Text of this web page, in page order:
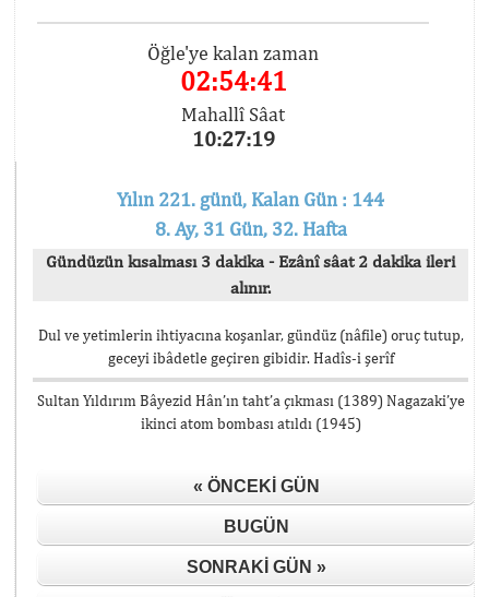
Öğle'ye kalan zaman
02:54:41
Mahallî Sâat
10:27:19
Yılın 221. günü, Kalan Gün : 144
8. Ay, 31 Gün, 32. Hafta
Gündüzün kısalması 3 dakika - Ezânî sâat 2 dakika ileri
alınır.
Dul ve yetimlerin ihtiyacına koşanlar, gündüz (nâfile) oruç tutup,
geceyi ibâdetle geçiren gibidir. Hadîs-i şerîf
Sultan Yıldırım Bâyezid Hân’ın taht’a çıkması (1389) Nagazaki’ye
ikinci atom bombası atıldı (1945)
« ÖNCEKI GÜN
BUGÜN
SONRAKI GÜN »